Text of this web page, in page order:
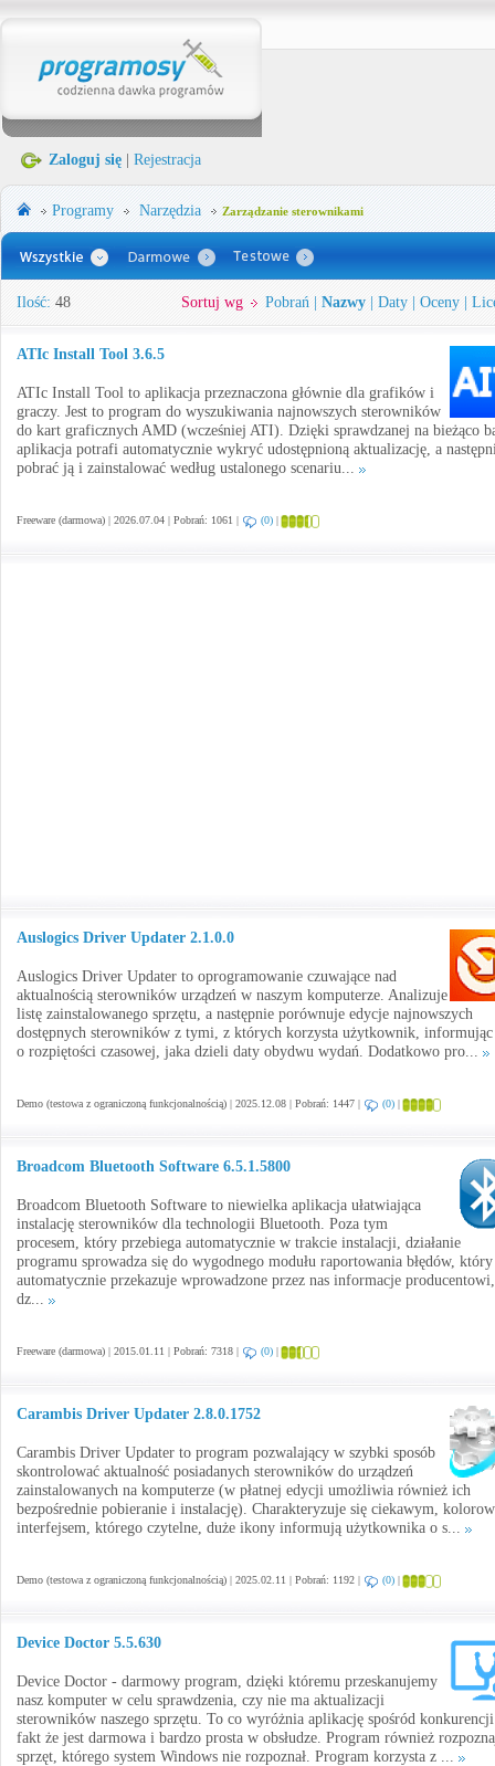
Zaloguj się Rejestracja
Programy Narzędzia Zarządzanie sterownikami
Ilość: 48 Sortuj wg Pobrań Nazwy Daty Oceny
ATIc Install Tool 3.6.5
ATIc Install Tool to aplikacja przeznaczona głównie dla grafików i
graczy. Jest to program do wyszukiwania najnowszych sterowników
do kart graficznych AMD (wcześniej ATI). Dzięki sprawdzanej na bieżąco
aplikacja potrafi automatycznie wykryć udostępnioną aktualizację, a
pobrać ją i zainstalować według ustalonego scenariu...
Freeware (darmowa) | 2026.07.04 | Pobrań: 1061 | (0) |
Auslogics Driver Updater 2.1.0.0
Auslogics Driver Updater to oprogramowanie czuwające nad
aktualnością sterowników urządzeń w naszym komputerze. Analizuje
listę zainstalowanego sprzętu, a następnie porównuje edycje najnowszych
dostępnych sterowników z tymi, z których korzysta użytkownik,
o rozpiętości czasowej, jaka dzieli daty obydwu wydań. Dodatkowo pro...
Demo (testowa z ograniczoną funkcjonalnością) | 2025.12.08 | Pobrań: 1447 | (0) |
Broadcom Bluetooth Software 6.5.1.5800
Broadcom Bluetooth Software to niewielka aplikacja ułatwiająca
instalację sterowników dla technologii Bluetooth. Poza tym
procesem, który przebiega automatycznie w trakcie instalacji, działanie
programu sprowadza się do wygodnego modułu raportowania błędów, który
automatycznie przekazuje wprowadzone przez nas informacje producentowi,
dz...
Freeware (darmowa) | 2015.01.11 | Pobrań: 7318 | (0) |
Carambis Driver Updater 2.8.0.1752
Carambis Driver Updater to program pozwalający w szybki sposób
skontrolować aktualność posiadanych sterowników do urządzeń
zainstalowanych na komputerze (w płatnej edycji umożliwia również ich
bezpośrednie pobieranie i instalację). Charakteryzuje się ciekawym,
interfejsem, którego czytelne, duże ikony informują użytkownika o s...
Demo (testowa z ograniczoną funkcjonalnością) | 2025.02.11 | Pobrań: 1192 | (0) |
Device Doctor 5.5.630
Device Doctor - darmowy program, dzięki któremu przeskanujemy
nasz komputer w celu sprawdzenia, czy nie ma aktualizacji
sterowników naszego sprzętu. To co wyróżnia aplikację spośród
fakt że jest darmowa i bardzo prosta w obsłudze. Program również
sprzęt, którego system Windows nie rozpoznał. Program korzysta z ...